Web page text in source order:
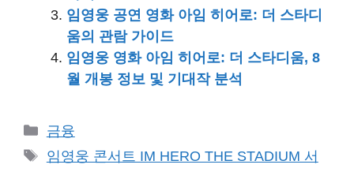
임영웅 공연 영화 아임 히어로: 더 스타디
움의 관람 가이드
임영웅 영화 아임 히어로: 더 스타디움, 8
월 개봉 정보 및 기대작 분석
카
테
금융
태
임영웅 콘서트 IM HERO THE STADIUM 서